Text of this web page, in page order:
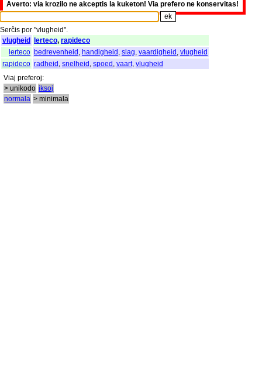
Averto: via krozilo ne akceptis la kuketon! Via prefero ne konservitas!
Serĉis por "vlugheid".
vlugheid lerteco, rapideco
lerteco bedrevenheid handigheid slag vaardigheid vlugheid
rapideco radheid snelheid spoed vaart, vlugheid
Viaj preferoj:
> unikodo iksoj
normala > minimala